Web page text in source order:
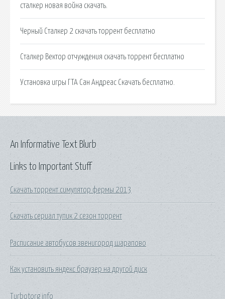
сталкер новая война скачать.
Черный Сталкер 2 скачать торрент бесплатно
Сталкер Вектор отчуждения скачать торрент бесплатно
Установка игры ГТА Сан Андреас Скачать бесплатно.
Links to Important Stuff
Скачать торрент симулятор фермы 2013
Скачать сериал тупик 2 сезон торрент
Расписание автобусов звенигород шарапово
Как установить яндекс браузер на другой диск
Turbotorg info
An Informative Text Blurb